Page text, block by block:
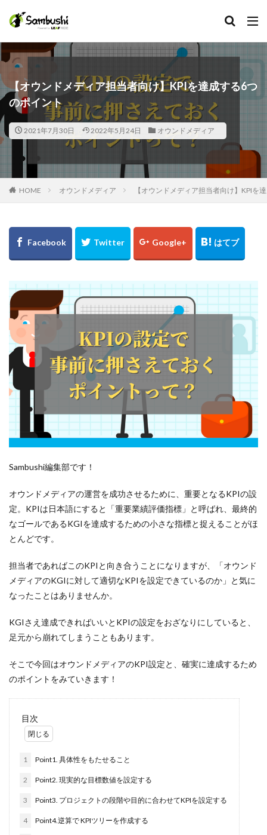
【オウンドメディア担当者向け】KPIを達成する6つ
のポイント
2021年7月30日 2022年5月24日 オウンドメディア
HOME オウンドメディア 【オウンドメディア担当者向け】KPIを
Sambushi編集部です！
オウンドメディアの運営を成功させるために、重要となるKPIの設
定。KPIは日本語にすると「重要業績評価指標」と呼ばれ、最終的
なゴールであるKGIを達成するための小さな指標と捉えることがほ
とんどです。
担当者であればこのKPIと向き合うことになりますが、「オウンド
メディアのKGIに対して適切なKPIを設定できているのか」と気に
なったことはありませんか。
KGIさえ達成できればいいとKPIの設定をおざなりにしていると、
足元から崩れてしまうこともあります。
そこで今回はオウンドメディアのKPI設定と、確実に達成するため
のポイントをみていきます！
目次
1 Point1. 具体性をもたせること
2 Point2. 現実的な目標数値を設定する
3 Point3. プロジェクトの段階や目的に合わせてKPIを設定する
4 Point4.逆算で KPIツリーを作成する
カテゴリー
タグ
Facebook
在宅手当
採用担当
採用広報
意味
外注
募集
候補者
個人アカウント
使い方
企業
介護
人材
人事
採用方法
文字数
違い
通年採用
質問
課題
評判
記事
解決策
福利厚生
現状